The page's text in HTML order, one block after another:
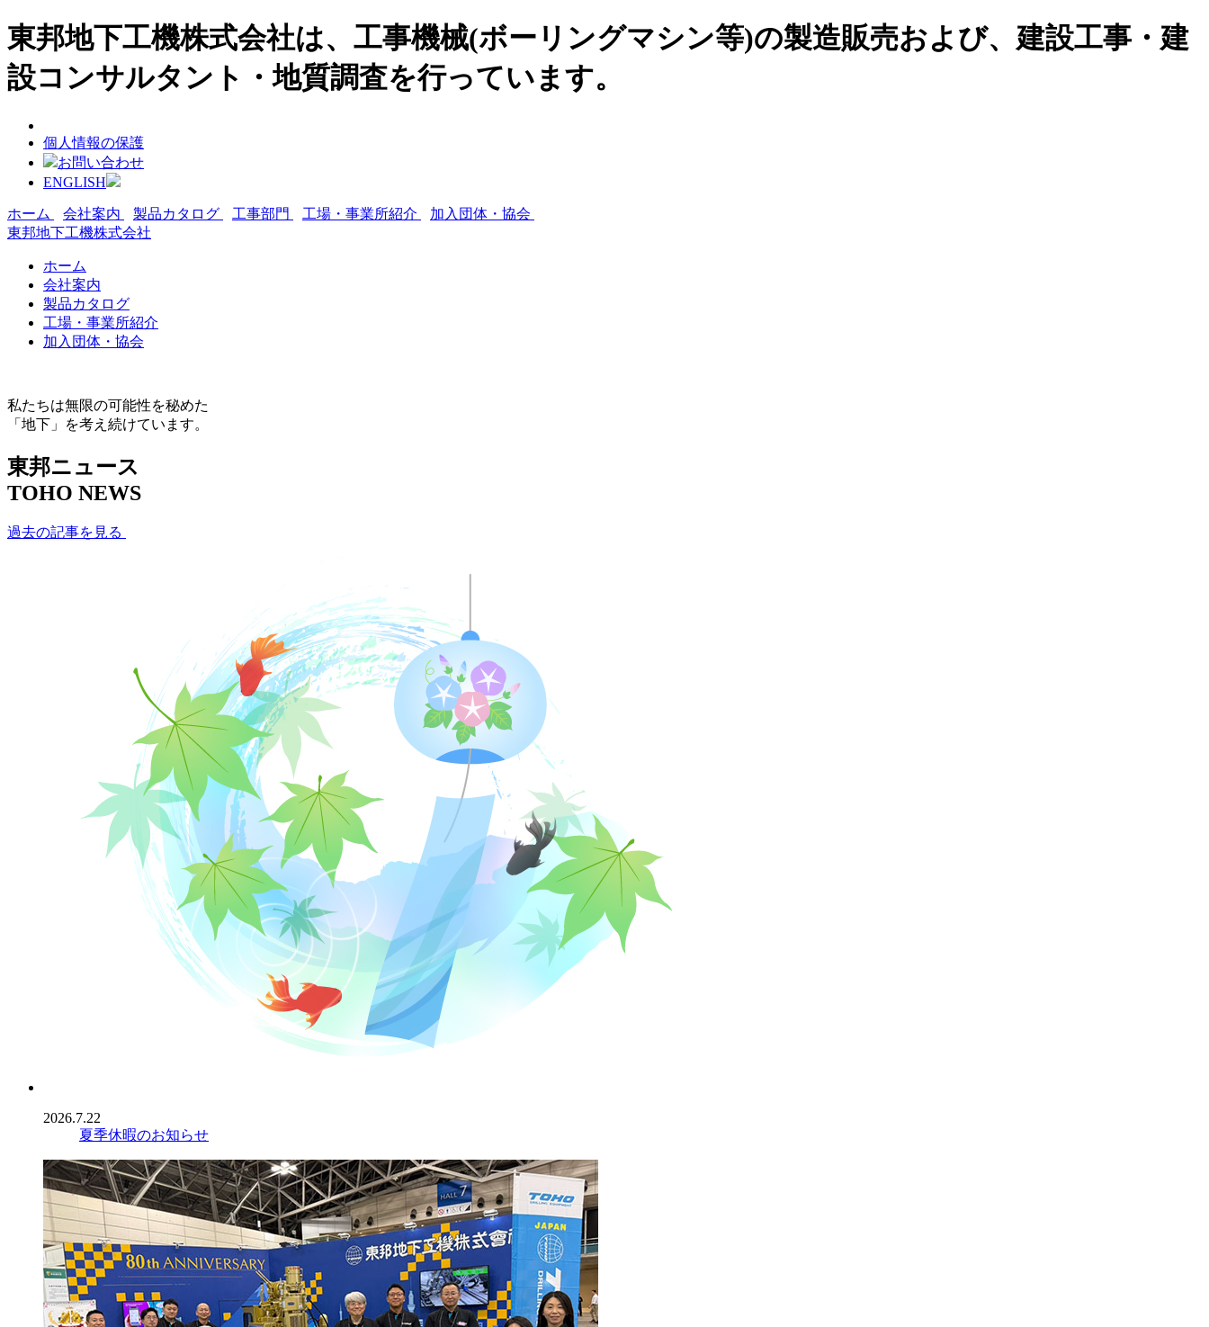
東邦地下工機株式会社は、工事機械(ボーリングマシン等)の製造販売および、建設工事・建
設コンサルタント・地質調査を行っています。
個人情報の保護
お問い合わせ
ENGLISH
ホーム 会社案内 製品カタログ 工事部門 工場・事業所紹介
加入団体・協会
東邦地下工機株式会社
ホーム
会社案内
製品カタログ
工場・事業所紹介
加入団体・協会
私たちは無限の可能性を秘めた
「地下」を考え続けています。
東邦ニュース
TOHO NEWS
過去の記事を見る
2026.7.22
夏季休暇のお知らせ